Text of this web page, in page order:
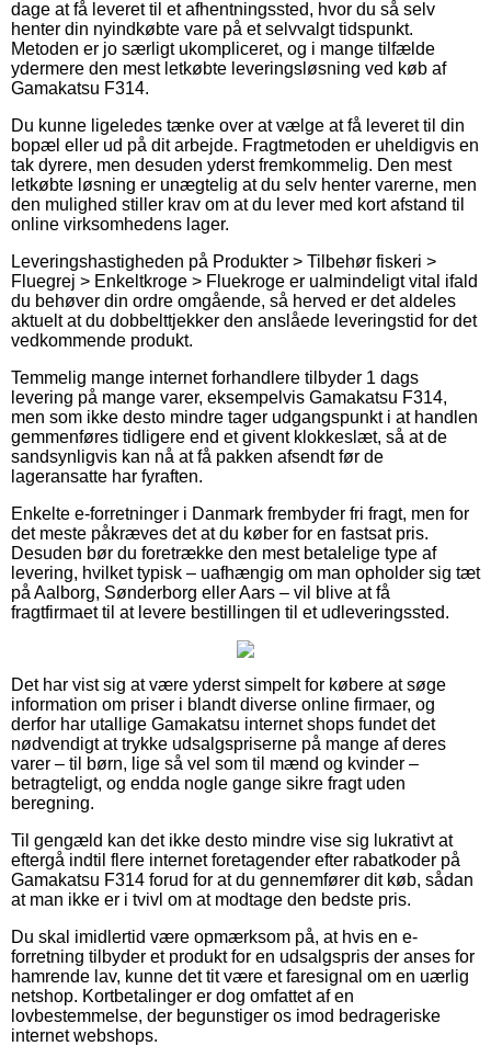
dage at få leveret til et afhentningssted, hvor du så selv
henter din nyindkøbte vare på et selvvalgt tidspunkt.
Metoden er jo særligt ukompliceret, og i mange tilfælde
ydermere den mest letkøbte leveringsløsning ved køb af
Gamakatsu F314.
Du kunne ligeledes tænke over at vælge at få leveret til din
bopæl eller ud på dit arbejde. Fragtmetoden er uheldigvis en
tak dyrere, men desuden yderst fremkommelig. Den mest
letkøbte løsning er unægtelig at du selv henter varerne, men
den mulighed stiller krav om at du lever med kort afstand til
online virksomhedens lager.
Leveringshastigheden på Produkter > Tilbehør fiskeri >
Fluegrej > Enkeltkroge > Fluekroge er ualmindeligt vital ifald
du behøver din ordre omgående, så herved er det aldeles
aktuelt at du dobbelttjekker den anslåede leveringstid for det
vedkommende produkt.
Temmelig mange internet forhandlere tilbyder 1 dags
levering på mange varer, eksempelvis Gamakatsu F314,
men som ikke desto mindre tager udgangspunkt i at handlen
gemmenføres tidligere end et givent klokkeslæt, så at de
sandsynligvis kan nå at få pakken afsendt før de
lageransatte har fyraften.
Enkelte e-forretninger i Danmark frembyder fri fragt, men for
det meste påkræves det at du køber for en fastsat pris.
Desuden bør du foretrække den mest betalelige type af
levering, hvilket typisk – uafhængig om man opholder sig tæt
på Aalborg, Sønderborg eller Aars – vil blive at få
fragtfirmaet til at levere bestillingen til et udleveringssted.
Det har vist sig at være yderst simpelt for købere at søge
information om priser i blandt diverse online firmaer, og
derfor har utallige Gamakatsu internet shops fundet det
nødvendigt at trykke udsalgspriserne på mange af deres
varer – til børn, lige så vel som til mænd og kvinder –
betragteligt, og endda nogle gange sikre fragt uden
beregning.
Til gengæld kan det ikke desto mindre vise sig lukrativt at
eftergå indtil flere internet foretagender efter rabatkoder på
Gamakatsu F314 forud for at du gennemfører dit køb, sådan
at man ikke er i tvivl om at modtage den bedste pris.
Du skal imidlertid være opmærksom på, at hvis en e-
forretning tilbyder et produkt for en udsalgspris der anses for
hamrende lav, kunne det tit være et faresignal om en uærlig
netshop. Kortbetalinger er dog omfattet af en
lovbestemmelse, der begunstiger os imod bedrageriske
internet webshops.